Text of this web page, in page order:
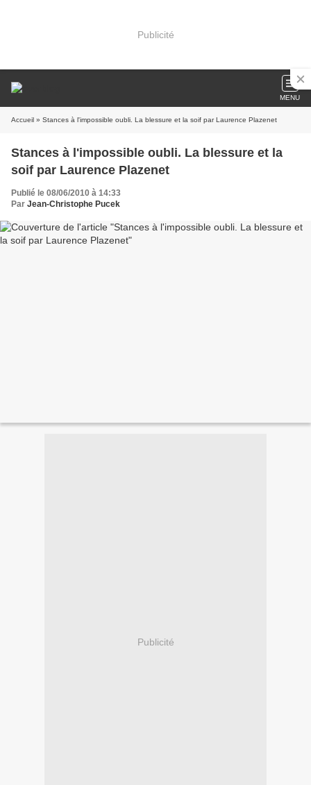
Publicité
MENU
Accueil » Stances à l'impossible oubli. La blessure et la soif par Laurence Plazenet
Stances à l'impossible oubli. La blessure et la
soif par Laurence Plazenet
Publié le 08/06/2010 à 14:33
Par Jean-Christophe Pucek
Publicité